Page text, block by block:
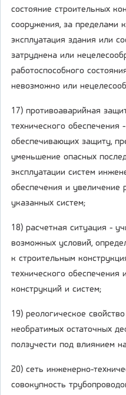
состояние строительных
сооружения, за пределами
эксплуатация здания или
затруднена или
работоспособного
невозможно или
17) противоаварийная
технического обеспечения
обеспечивающих защиту,
уменьшение опасных
эксплуатации систем
обеспечения и увеличение
указанных систем;
18) расчетная ситуация -
возможных условий,
к строительным
технического обеспечения
конструкций и систем;
19) реологическое
необратимых остаточных
ползучести под влиянием
20) сеть инженерно-
совокупность